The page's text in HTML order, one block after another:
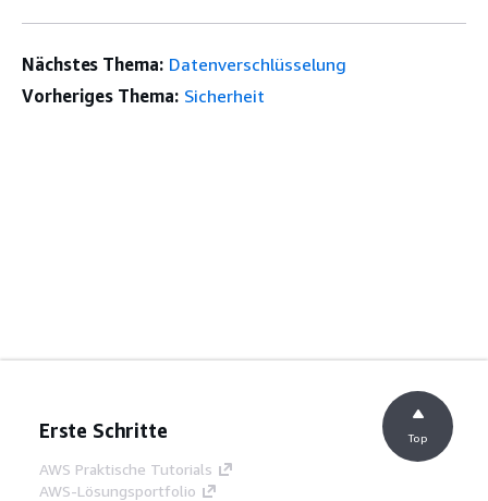
Nächstes Thema: Datenverschlüsselung
Vorheriges Thema: Sicherheit
Erste Schritte
AWS Praktische Tutorials
AWS-Lösungsportfolio
Top